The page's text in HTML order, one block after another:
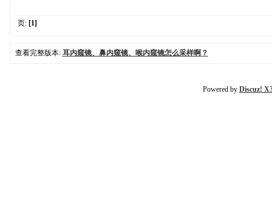
页: [1]
查看完整版本: 耳内窥镜、鼻内窥镜、喉内窥镜怎么采样啊？
Powered by Discuz!